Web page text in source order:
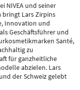
NIVEA und seiner
bringt Lars Zirpins
Innovation und
Geschäftsführer und
Santé,
zu
für ganzheitliche
abzielen. Lars
der Schweiz gelebt